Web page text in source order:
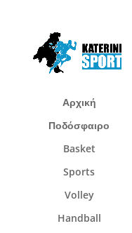
Αρχική
Ποδόσφαιρο
Basket
Sports
Volley
Handball